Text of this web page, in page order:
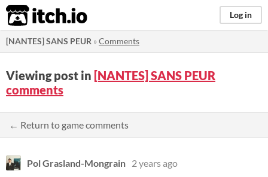
itch.io Log in
[NANTES] SANS PEUR »Comments
Viewing post in [NANTES] SANS PEUR
comments
← Return to game comments
Pol Grasland-Mongrain 2 years ago